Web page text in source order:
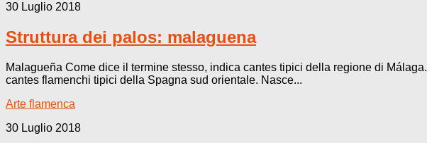
30 Luglio 2018
Struttura dei palos: malaguena
Malagueña Come dice il termine stesso, indica cantes tipici della regione di
cantes flamenchi tipici della Spagna sud orientale. Nasce...
Arte flamenca
30 Luglio 2018